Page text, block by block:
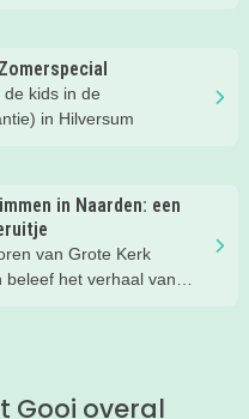
kids in de
in Hilversum
in Naarden: een
van Grote Kerk
beleef het verhaal van
Gooi overal